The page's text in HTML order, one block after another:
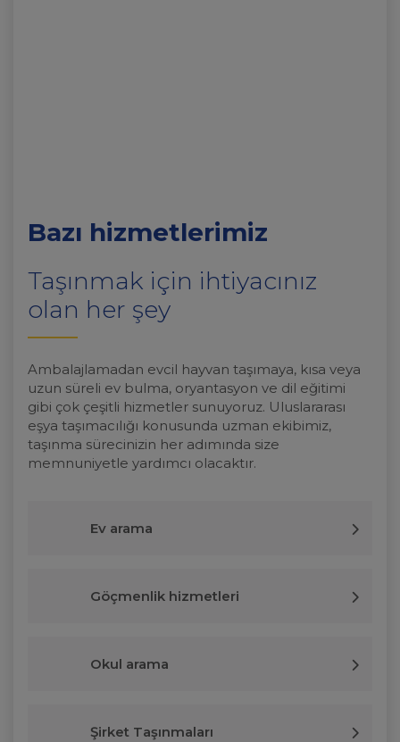
Bazı hizmetlerimiz
Taşınmak için ihtiyacınız
olan her şey
Ambalajlamadan evcil hayvan taşımaya, kısa veya
uzun süreli ev bulma, oryantasyon ve dil eğitimi
gibi çok çeşitli hizmetler sunuyoruz. Uluslararası
eşya taşımacılığı konusunda uzman ekibimiz,
taşınma sürecinizin her adımında size
memnuniyetle yardımcı olacaktır.
Ev arama
Göçmenlik hizmetleri
Okul arama
Şirket Taşınmaları